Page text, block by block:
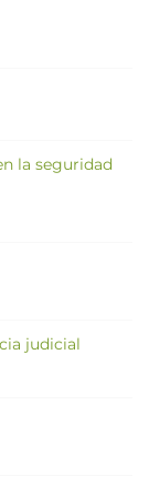
la seguridad
judicial